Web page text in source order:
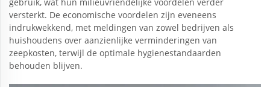
versterkt. De economische voordelen zijn eveneens
indrukwekkend, met meldingen van zowel bedrijven als
huishoudens over aanzienlijke verminderingen van
zeepkosten, terwijl de optimale hygienestandaarden
behouden blijven.